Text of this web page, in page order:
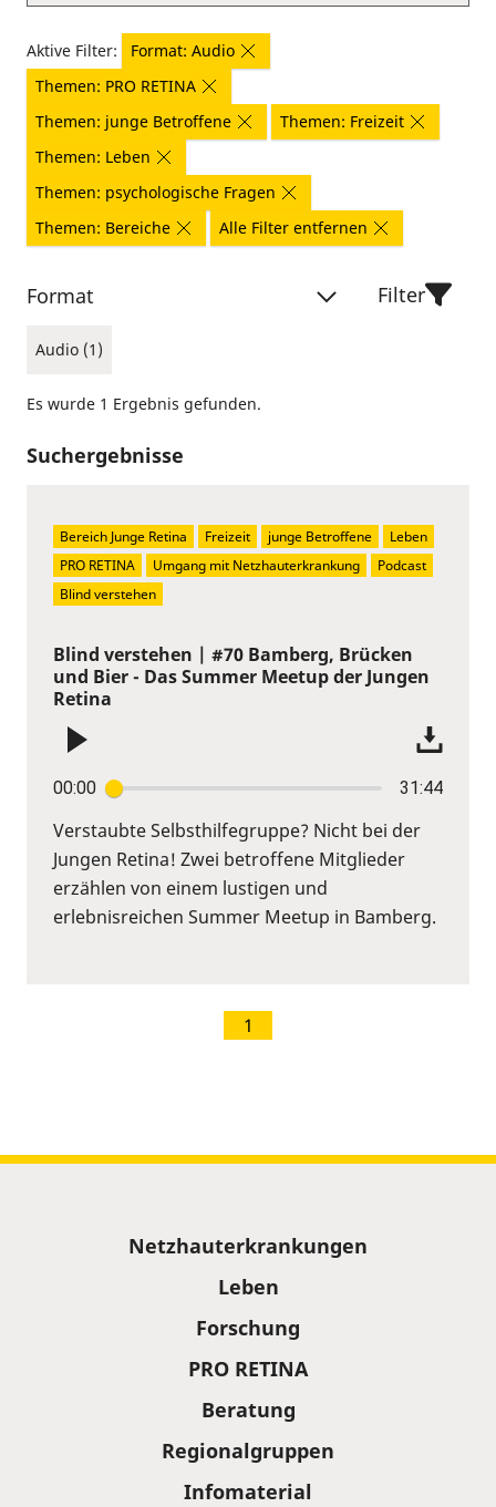
Aktive Filter:
Format: Audio
Themen: PRO RETINA
Themen: junge Betroffene
Themen: Freizeit
Themen: Leben
Themen: psychologische Fragen
Themen: Bereiche
Alle Filter entfernen
Format
Audio (1)
Filter
Es wurde 1 Ergebnis gefunden.
Suchergebnisse
Blind verstehen | #70 Bamberg, Brücken
und Bier - Das Summer Meetup der Jungen
Retina
00:00 31:44
Verstaubte Selbsthilfegruppe? Nicht bei der
Jungen Retina! Zwei betroffene Mitglieder
erzählen von einem lustigen und
erlebnisreichen Summer Meetup in Bamberg.
Bereich Junge Retina Freizeit junge Betroffene
Leben
PRO RETINA
Umgang mit Netzhauterkrankung
Podcast
Blind verstehen
1
Netzhauterkrankungen
Leben
Forschung
PRO RETINA
Beratung
Regionalgruppen
Infomaterial